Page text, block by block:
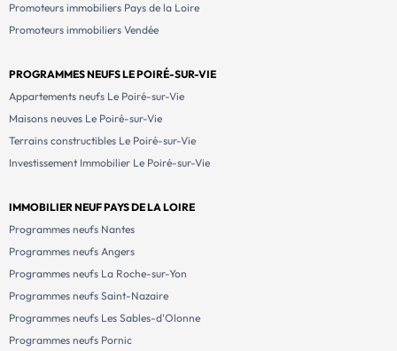
Promoteurs immobiliers Pays de la Loire
Promoteurs immobiliers Vendée
PROGRAMMES NEUFS LE POIRÉ-SUR-VIE
Appartements neufs Le Poiré-sur-Vie
Maisons neuves Le Poiré-sur-Vie
Terrains constructibles Le Poiré-sur-Vie
Investissement Immobilier Le Poiré-sur-Vie
IMMOBILIER NEUF PAYS DE LA LOIRE
Programmes neufs Nantes
Programmes neufs Angers
Programmes neufs La Roche-sur-Yon
Programmes neufs Saint-Nazaire
Programmes neufs Les Sables-d'Olonne
Programmes neufs Pornic